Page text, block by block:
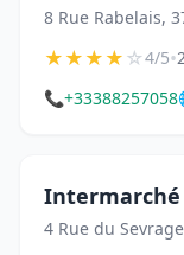
8 Rue Rabelais,
★★★★☆4/5•
📞+33388257058
Intermarché
4 Rue du